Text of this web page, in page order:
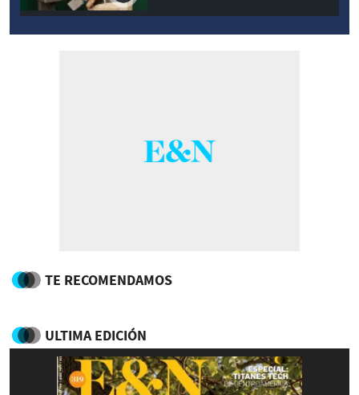
TE RECOMENDAMOS
ULTIMA EDICIÓN